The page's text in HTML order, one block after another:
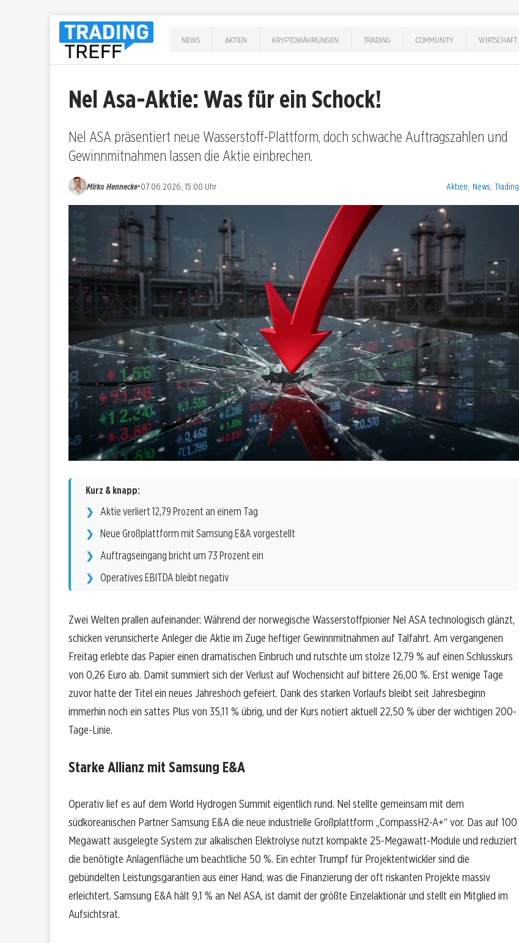
NEWS AKTIEN KRYPTOWÄHRUNGEN TRADING COMMUNITY WIRTSCHAFT
Nel Asa-Aktie: Was für ein Schock!
Nel ASA präsentiert neue Wasserstoff-Plattform, doch schwache Auftragszahlen und
Gewinnmitnahmen lassen die Aktie einbrechen.
Mirko Hennecke•07.06.2026, 15:00 Uhr Kategorien:
Aktien News Trading
Kurz & knapp:
Aktie verliert 12,79 Prozent an einem Tag
Neue Großplattform mit Samsung E&A vorgestellt
Auftragseingang bricht um 73 Prozent ein
Operatives EBITDA bleibt negativ
Zwei Welten prallen aufeinander: Während der norwegische Wasserstoffpionier Nel ASA technologisch glänzt,
schicken verunsicherte Anleger die Aktie im Zuge heftiger Gewinnmitnahmen auf Talfahrt. Am vergangenen
Freitag erlebte das Papier einen dramatischen Einbruch und rutschte um stolze 12,79 % auf einen Schlusskurs
von 0,26 Euro ab. Damit summiert sich der Verlust auf Wochensicht auf bittere 26,00 %. Erst wenige Tage
zuvor hatte der Titel ein neues Jahreshoch gefeiert. Dank des starken Vorlaufs bleibt seit Jahresbeginn
immerhin noch ein sattes Plus von 35,11 % übrig, und der Kurs notiert aktuell 22,50 % über der wichtigen 200-
Tage-Linie.
Starke Allianz mit Samsung E&A
Operativ lief es auf dem World Hydrogen Summit eigentlich rund. Nel stellte gemeinsam mit dem
südkoreanischen Partner Samsung E&A die neue industrielle Großplattform „CompassH2-A+“ vor. Das auf 100
Megawatt ausgelegte System zur alkalischen Elektrolyse nutzt kompakte 25-Megawatt-Module und reduziert
die benötigte Anlagenfläche um beachtliche 50 %. Ein echter Trumpf für Projektentwickler sind die
gebündelten Leistungsgarantien aus einer Hand, was die Finanzierung der oft riskanten Projekte massiv
erleichtert. Samsung E&A hält 9,1 % an Nel ASA, ist damit der größte Einzelaktionär und stellt ein Mitglied im
Aufsichtsrat.